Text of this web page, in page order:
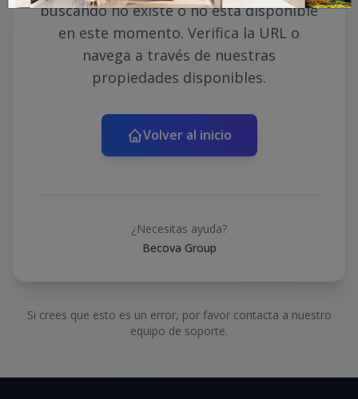
buscando no existe o no está disponible
en este momento. Verifica la URL o
navega a través de nuestras
propiedades disponibles.
Volver al inicio
¿Necesitas ayuda?
Becova Group
Si crees que esto es un error, por favor contacta a nuestro
equipo de soporte.